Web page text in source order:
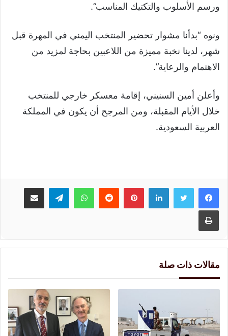
ورسم الأسلوب والتكتيك المناسب”.
ونوه “بدأنا مشوار تحضير المنتخب اليمني في المهرة قبل
شهر، لدينا نخبة مميزة من اللاعبين بحاجة لمزيد من
الاهتمام والرعاية”.
وأعلن أمين السنيني، إقامة معسكر خارجي للمنتخب
خلال الأيام المقبلة، ومن المرجح أن يكون في المملكة
العربية السعودية.
لينكدإنبينتيريست واتسابتيلقرام مشاركة عبر البريد
طباعة
مقالات ذات صلة